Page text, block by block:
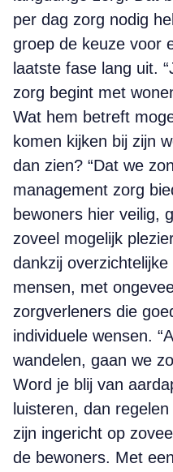
per dag zorg nodig
groep de keuze voor
laatste fase lang uit.
zorg ­begint met
Wat hem betreft
komen kijken bij zijn
dan zien? “Dat we
management zorg
bewoners hier veilig,
zoveel mogelijk
dankzij
mensen, met
zorgverleners die
individuele ­wensen.
wandelen, gaan we
Word je blij van
luisteren, dan
zijn ingericht op
de bewoners. Met